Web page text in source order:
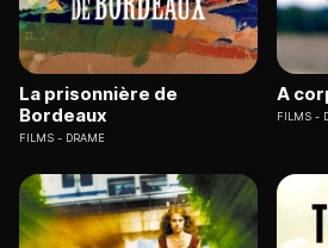
La prisonnière de
Bordeaux
FILMS DRAME
A
FILMS